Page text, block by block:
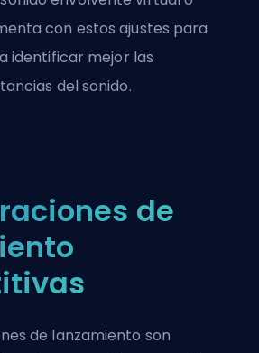
con estos ajustes para
identificar mejor las
del sonido.
de
de lanzamiento son